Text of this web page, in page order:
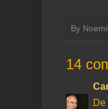
By
14